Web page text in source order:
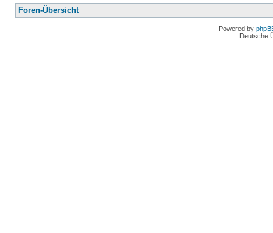
Foren-Übersicht
Powered by
Deutsche